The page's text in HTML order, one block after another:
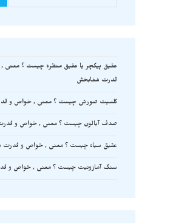
عقیق پیکچر یا عقیق منظره چیست ؟ معنی
قدرت شفابخش
کلسیت صورتی چیست ؟ معنی , خواص و
صدف آبالون چیست ؟ معنی , خواص و
عقیق سیاه چیست ؟ معنی , خواص و قدرت
سنگ آمازونیت چیست ؟ معنی , خواص و